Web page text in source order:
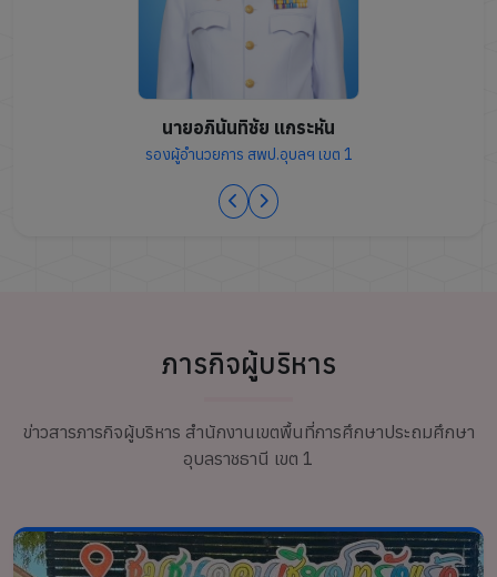
นายอภินันทิชัย แกระหัน
รองผู้อำนวยการ สพป.อุบลฯ เขต 1
ภารกิจผู้บริหาร
ข่าวสารภารกิจผู้บริหาร สำนักงานเขตพื้นที่การศึกษาประถมศึกษา
อุบลราชธานี เขต 1